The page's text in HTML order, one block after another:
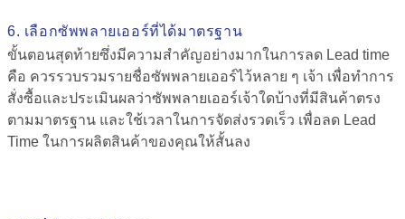
6. เลือกซัพพลายเออร์ที่ได้มาตรฐาน
ขั้นตอนสุดท้ายซึ่งมีความสำคัญอย่างมากในการลด Lead time
คือ ควรรวบรวมรายชื่อซัพพลายเออร์ไว้หลาย ๆ เจ้า เพื่อทำการ
สั่งซื้อและประเมินผลว่าซัพพลายเออร์เจ้าใดบ้างที่มีสินค้าตรง
ตามมาตรฐาน และใช้เวลาในการจัดส่งรวดเร็ว เพื่อลด Lead
Time ในการผลิตสินค้าของคุณให้สั้นลง